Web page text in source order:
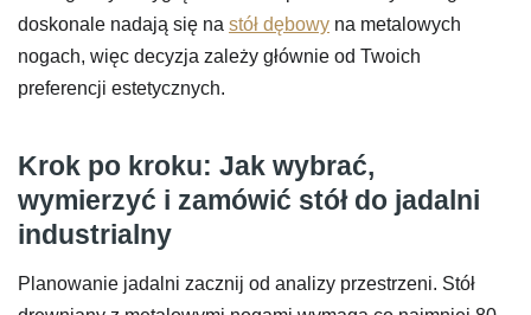
doskonale nadają się na stół dębowy na metalowych
nogach, więc decyzja zależy głównie od Twoich
preferencji estetycznych.
Krok po kroku: Jak wybrać,
wymierzyć i zamówić stół do jadalni
industrialny
Planowanie jadalni zacznij od analizy przestrzeni. Stół